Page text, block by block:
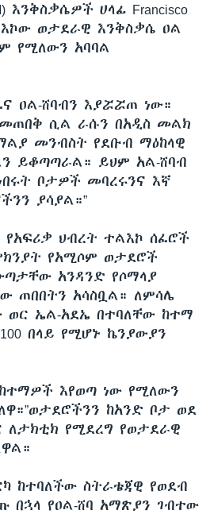
እንቅስቃሴዎች ሀላፊ Francisco
ወታደራዊ እንቅስቃሴ ዐል
የሚለውን አባባል
ዐል-ሸባብን እያሯሯጠ ነው።
ሲል ራሱን በአዲስ መልክ
መንብስት የደቡብ ማዕከላዊ
ይቆጣጣራል። ይህም አል-ሸባብ
ቦታዎች መባረሩንና እኛ
ያሳያል።”
የአፍሪቃ ህብረት ተልእኮ ሰፈሮች
የአሚሶም ወታደሮች
አንዳንድ የሶማላያ
ጠበበትን አሳስቧል። ለምሳሌ
ኤል-አደኤ በተባለቸው ከተማ
በላይ የሚሆኑ ኬንያውያን
እየወጣ ነው የሚለውን
ከአንድ ቦታ ወደ
ለታክቲክ የሚደረግ የወታደራዊ
ከተባለችው ስትራቴጃዊ የወደብ
በኋላ የዐል-ሸባ አማጽያን ገብተው